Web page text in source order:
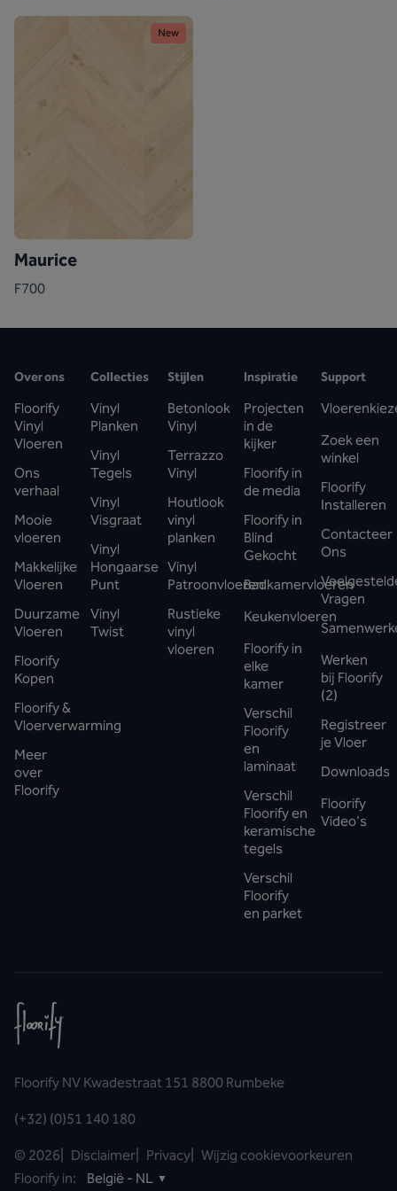
New
Maurice
F700
Over ons
Floorify
Vinyl
Vloeren
Ons
verhaal
Mooie
vloeren
Makkelijke
Vloeren
Duurzame
Vloeren
Floorify
Kopen
Floorify &
Vloerverwarming
Meer
over
Floorify
Collecties
Vinyl
Planken
Vinyl
Tegels
Vinyl
Visgraat
Vinyl
Hongaarse
Punt
Vinyl
Twist
Stijlen
Betonlook
Vinyl
Terrazzo
Vinyl
Houtlook
vinyl
planken
Vinyl
Patroonvloeren
Rustieke
vinyl
vloeren
Inspiratie
Projecten
in de
kijker
Floorify in
de media
Floorify in
Blind
Gekocht
Badkamervloeren
Keukenvloeren
Floorify in
elke
kamer
Verschil
Floorify
en
laminaat
Verschil
Floorify en
keramische
tegels
Verschil
Floorify
en parket
Support
Zoek een
winkel
Floorify
Installeren
Contacteer
Ons
Vragen
Werken
bij Floorify
(2)
Registreer
je Vloer
Downloads
Floorify
Video's
Floorify NV Kwadestraat 151 8800 Rumbeke
(+32) (0)51 140 180
© 2026 Disclaimer Privacy
Wijzig cookievoorkeuren
Floorify in:
België - NL ▼